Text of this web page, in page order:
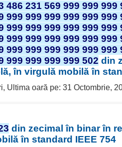
486 231 569 999 999
999 999 999 999 999
999 999 999 999 999
999 999 999 999 999
999 999 999 999 999
999 999 999 999 502 din
în virgulă mobilă în
Ultima oară pe: 31 Octombrie,
din zecimal în binar în
în standard IEEE 754